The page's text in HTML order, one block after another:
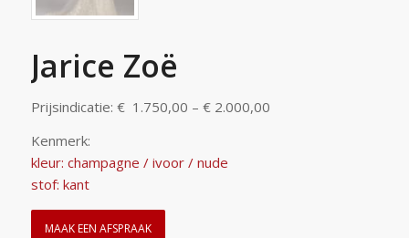
Jarice Zoë
Prijsindicatie: € 1.750,00 – € 2.000,00
Kenmerk:
kleur: champagne / ivoor / nude
stof: kant
MAAK EEN AFSPRAAK